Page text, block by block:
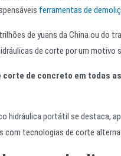
ferramentas de
de yuans da China ou do
de corte por um motivo
de concreto em todas
hidráulica portátil se destaca,
com tecnologias de corte